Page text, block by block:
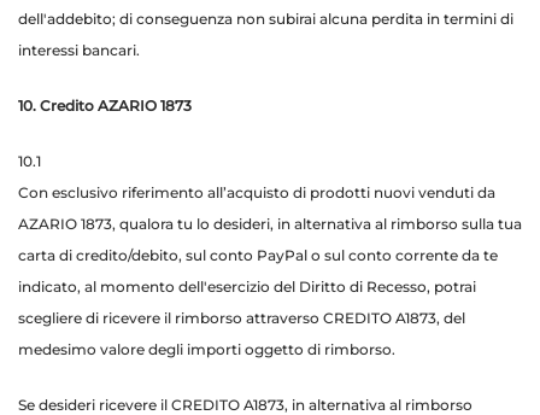
dell'addebito; di conseguenza non subirai alcuna perdita in termini di
interessi bancari.
10. Credito AZARIO 1873
10.1
Con esclusivo riferimento all’acquisto di prodotti nuovi venduti da
AZARIO 1873, qualora tu lo desideri, in alternativa al rimborso sulla tua
carta di credito/debito, sul conto PayPal o sul conto corrente da te
indicato, al momento dell'esercizio del Diritto di Recesso, potrai
scegliere di ricevere il rimborso attraverso CREDITO A1873, del
medesimo valore degli importi oggetto di rimborso.
Se desideri ricevere il CREDITO A1873, in alternativa al rimborso